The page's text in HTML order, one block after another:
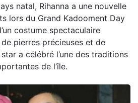
natal, Rihanna a une nouvelle
lors du Grand Kadooment Day
costume spectaculaire
pierres précieuses et de
a célébré l’une des traditions
de l’île.